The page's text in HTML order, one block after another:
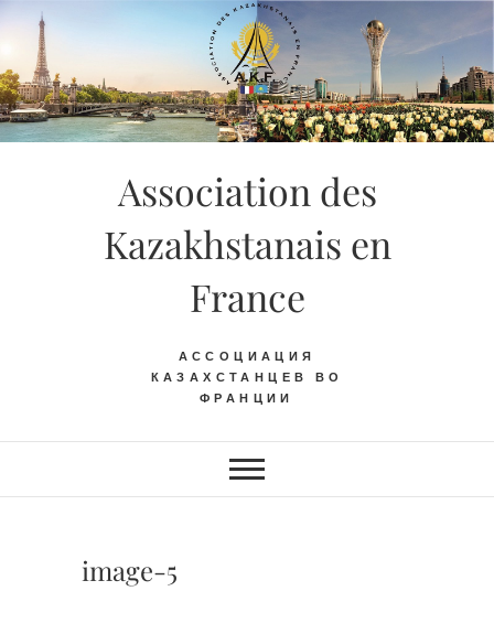
Skip
content
Association des
Kazakhstanais en
France
АССОЦИАЦИЯ
КАЗАХСТАНЦЕВ ВО
ФРАНЦИИ
image-5